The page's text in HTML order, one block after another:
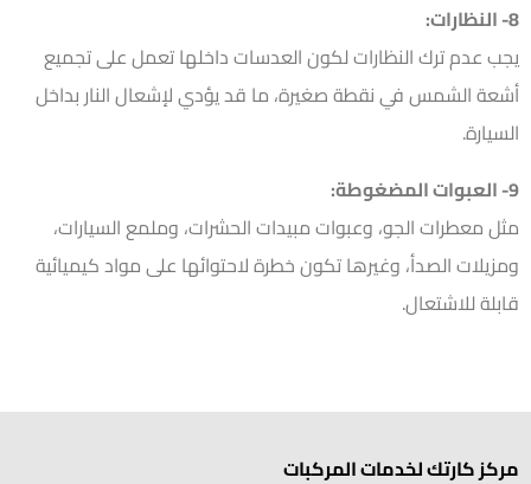
8- النظارات:
يجب عدم ترك النظارات لكون العدسات داخلها تعمل على تجميع
أشعة الشمس في نقطة صغيرة، ما قد يؤدي لإشعال النار بداخل
السيارة.
9- العبوات المضغوطة:
مثل معطرات الجو، وعبوات مبيدات الحشرات، وملمع السيارات،
ومزيلات الصدأ، وغيرها تكون خطرة لاحتوائها على مواد كيميائية
قابلة للاشتعال.
مركز كارتك لخدمات المركبات